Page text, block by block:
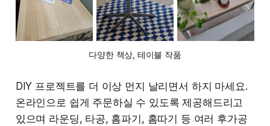
다양한 책상, 테이블 작품
DIY 프로젝트를 더 이상 먼지 날리면서 하지 마세요.
온라인으로 쉽게 주문하실 수 있도록 제공해드리고
있으며 라운딩, 타공, 홈파기, 홈따기 등 여러 후가공